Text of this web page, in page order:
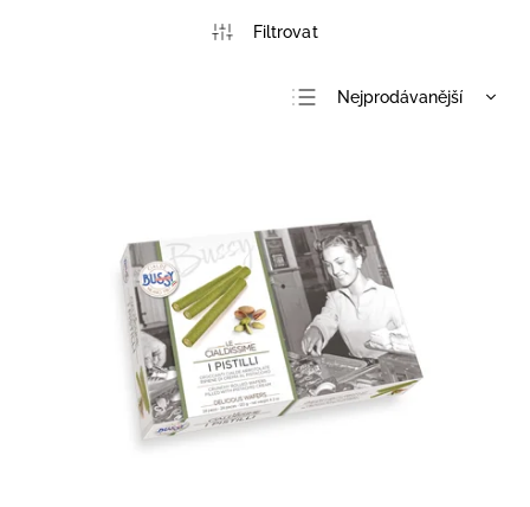
Nejprodávanější